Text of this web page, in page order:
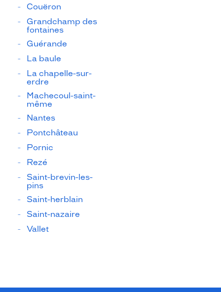
Couëron
Grandchamp des
fontaines
Guérande
La baule
La chapelle-sur-
erdre
Machecoul-saint-
même
Nantes
Pontchâteau
Pornic
Rezé
Saint-brevin-les-
pins
Saint-herblain
Saint-nazaire
Vallet